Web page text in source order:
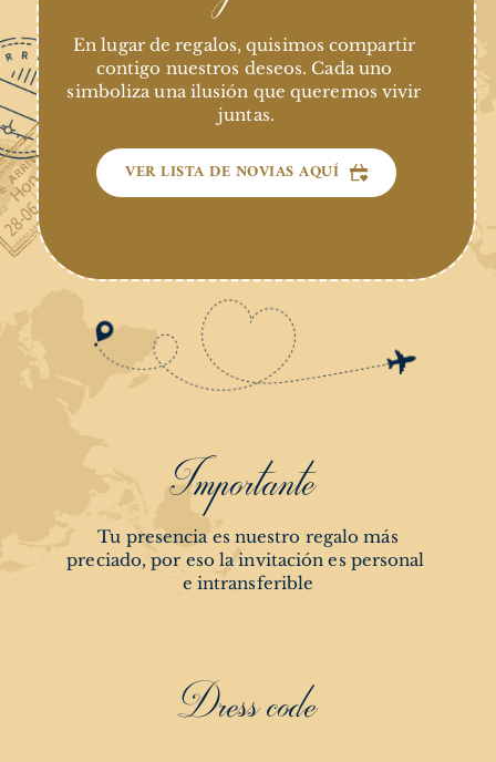
En lugar de regalos, quisimos compartir
contigo nuestros deseos. Cada uno
simboliza una ilusión que queremos vivir
juntas.
VER LISTA DE NOVIAS AQUÍ
Importante
Tu presencia es nuestro regalo más
preciado, por eso la invitación es personal
e intransferible
Dress code